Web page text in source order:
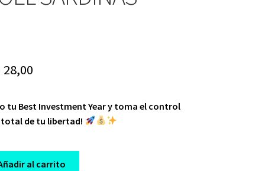
28,00Current
is:
tu Best Investment Year y toma el control
total de tu libertad!
al carrito